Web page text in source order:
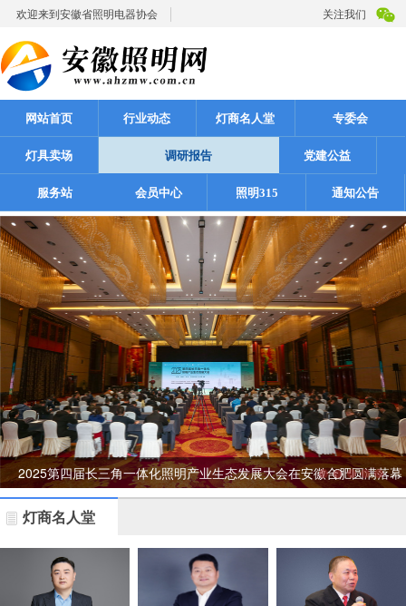
欢迎来到安徽省照明电器协会 关注我们
网站首页 行业动态 灯商名人堂 专委会
灯具卖场 调研报告 党建公益
服务站 会员中心 照明315 通知公告
2025第四届长三角一体化照明产业生态发展大会在安徽合肥圆满落幕
灯商名人堂